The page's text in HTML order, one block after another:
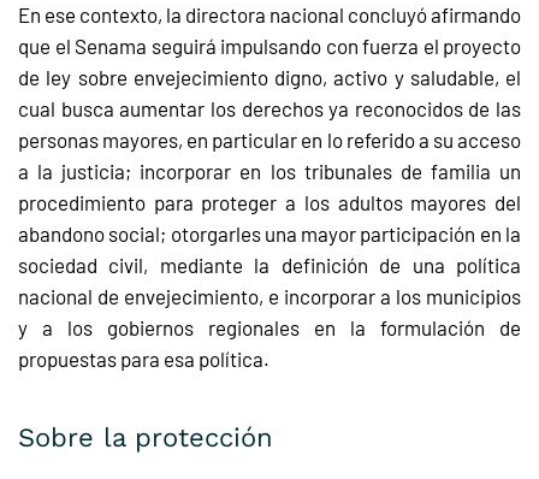
En ese contexto, la directora nacional concluyó afirmando
que el Senama seguirá impulsando con fuerza el proyecto
de ley sobre envejecimiento digno, activo y saludable, el
cual busca aumentar los derechos ya reconocidos de las
personas mayores, en particular en lo referido a su acceso
a la justicia; incorporar en los tribunales de familia un
procedimiento para proteger a los adultos mayores del
abandono social; otorgarles una mayor participación en la
sociedad civil, mediante la definición de una política
nacional de envejecimiento, e incorporar a los municipios
y a los gobiernos regionales en la formulación de
propuestas para esa política.
Sobre la protección